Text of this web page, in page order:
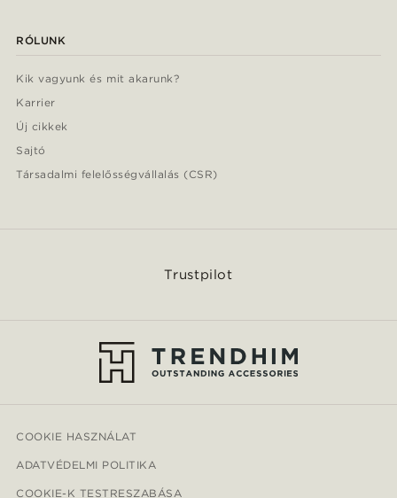
RÓLUNK
Kik vagyunk és mit akarunk?
Karrier
Új cikkek
Sajtó
Társadalmi felelősségvállalás (CSR)
Trustpilot
COOKIE HASZNÁLAT
ADATVÉDELMI POLITIKA
COOKIE-K TESTRESZABÁSA